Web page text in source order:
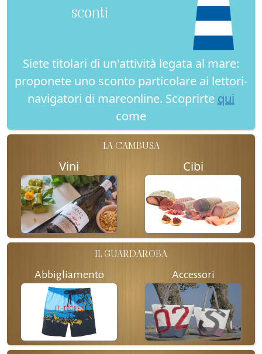
sconti
Siete titolari di un'attività legata al mare:
proponete uno sconto particolare ai lettori-
navigatori di mareonline. Scoprirte qui
come
LA CAMBUSA
Vini Cibi
IL GUARDAROBA
Abbigliamento Accessori